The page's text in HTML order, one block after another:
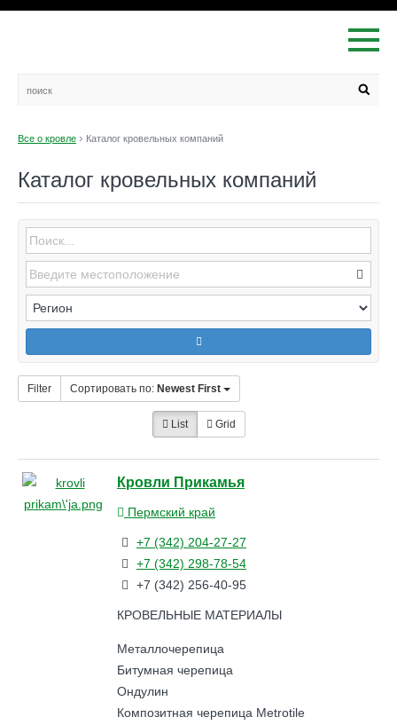
Все о кровле Каталог кровельных компаний
Каталог кровельных компаний
Filter Сортировать по: Newest First
List Grid
Кровли Прикамья
Пермский край
+7 (342) 204-27-27
+7 (342) 298-78-54
+7 (342) 256-40-95
КРОВЕЛЬНЫЕ МАТЕРИАЛЫ
Металлочерепица
Битумная черепица
Ондулин
Композитная черепица Metrotile